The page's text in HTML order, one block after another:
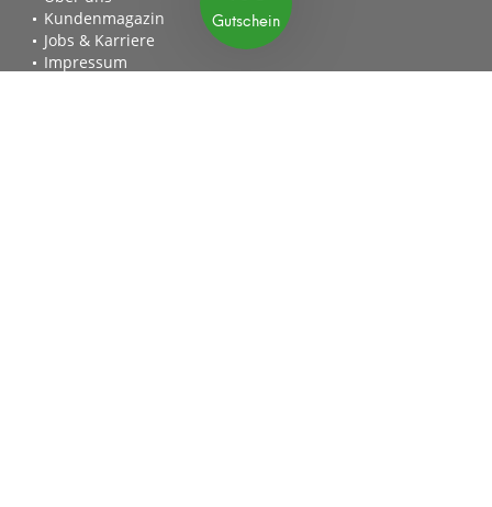
Kundenmagazin
Jobs & Karriere
Impressum
Gutschein